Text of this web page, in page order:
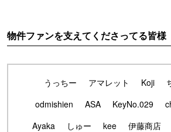
物件ファンを支えてくださってる皆様
うっちー アマレット Koji
odmishien
ASA KeyNo.029
Ayaka
しゅー kee 伊藤商店